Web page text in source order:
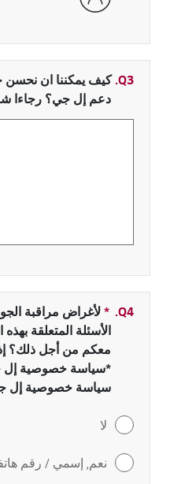
Q3. كيف يمكننا ان نحسن
دعم إل جي؟ رجاءا
Q4.
*بحقل مطلو
لأغراض مراقبة
الأسئلة المتعلقة
معكم من أجل ذلك؟
*سياسة خصوصية إل
سياسة خصوصية إل
لا
نعم, إسمي / رقم